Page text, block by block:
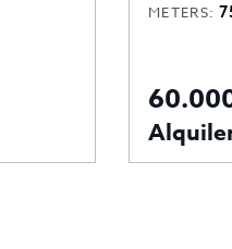
METERS: